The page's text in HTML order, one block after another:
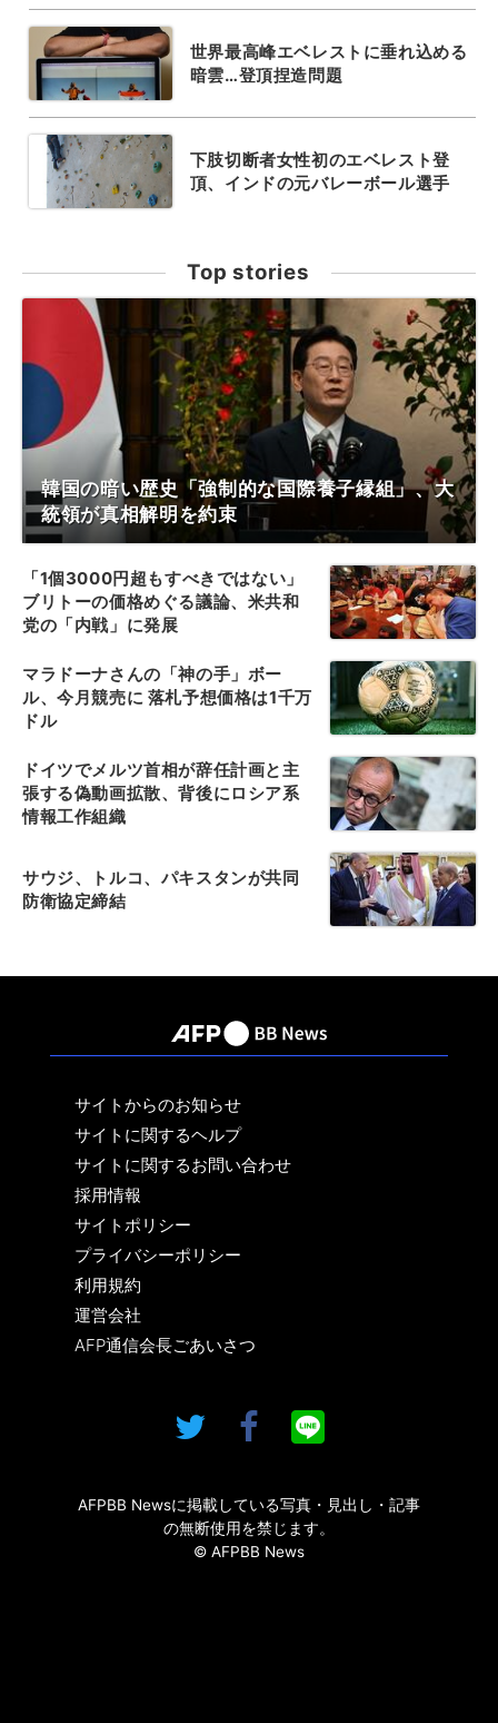
世界最高峰エベレストに垂れ込める
暗雲…登頂捏造問題
下肢切断者女性初のエベレスト登
頂、インドの元バレーボール選手
Top stories
韓国の暗い歴史「強制的な国際養子縁組」、大
統領が真相解明を約束
「1個3000円超もすべきではない」
ブリトーの価格めぐる議論、米共和
党の「内戦」に発展
マラドーナさんの「神の手」ボー
ル、今月競売に 落札予想価格は1千万
ドル
ドイツでメルツ首相が辞任計画と主
張する偽動画拡散、背後にロシア系
情報工作組織
サウジ、トルコ、パキスタンが共同
防衛協定締結
サイトからのお知らせ
サイトに関するヘルプ
サイトに関するお問い合わせ
採用情報
サイトポリシー
プライバシーポリシー
利用規約
運営会社
AFP通信会長ごあいさつ
AFPBB Newsに掲載している写真・見出し・記事
の無断使用を禁じます。
© AFPBB News